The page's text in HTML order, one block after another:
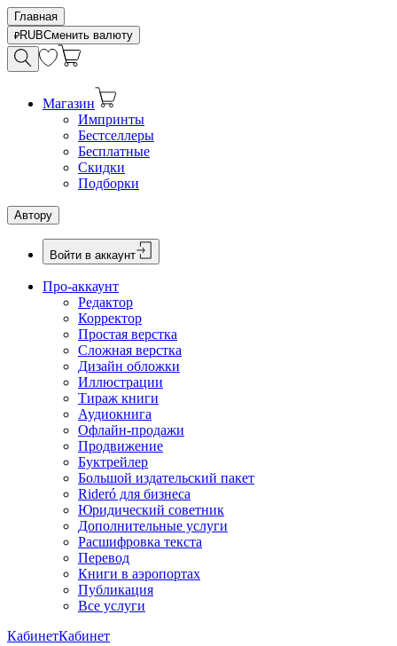
Главная
RUBСменить валюту
Магазин
Импринты
Бестселлеры
Бесплатные
Скидки
Подборки
Автору
Войти в аккаунт
Про-аккаунт
Редактор
Корректор
Простая верстка
Сложная верстка
Дизайн обложки
Иллюстрации
Тираж книги
Аудиокнига
Офлайн-продажи
Продвижение
Буктрейлер
Большой издательский пакет
Rideró для бизнеса
Юридический советник
Дополнительные услуги
Расшифровка текста
Перевод
Книги в аэропортах
Публикация
Все услуги
КабинетКабинет